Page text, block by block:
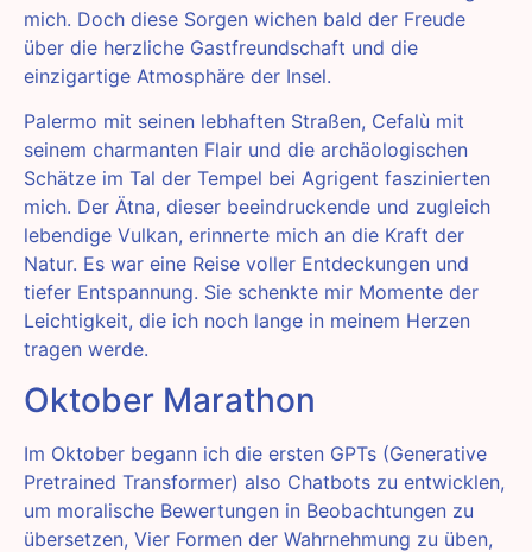
mich. Doch diese Sorgen wichen bald der Freude
über die herzliche Gastfreundschaft und die
einzigartige Atmosphäre der Insel.
Palermo mit seinen lebhaften Straßen, Cefalù mit
seinem charmanten Flair und die archäologischen
Schätze im Tal der Tempel bei Agrigent faszinierten
mich. Der Ätna, dieser beeindruckende und zugleich
lebendige Vulkan, erinnerte mich an die Kraft der
Natur. Es war eine Reise voller Entdeckungen und
tiefer Entspannung. Sie schenkte mir Momente der
Leichtigkeit, die ich noch lange in meinem Herzen
tragen werde.
Oktober Marathon
Im Oktober begann ich die ersten GPTs (Generative
Pretrained Transformer) also Chatbots zu entwicklen,
um moralische Bewertungen in Beobachtungen zu
übersetzen, Vier Formen der Wahrnehmung zu üben,